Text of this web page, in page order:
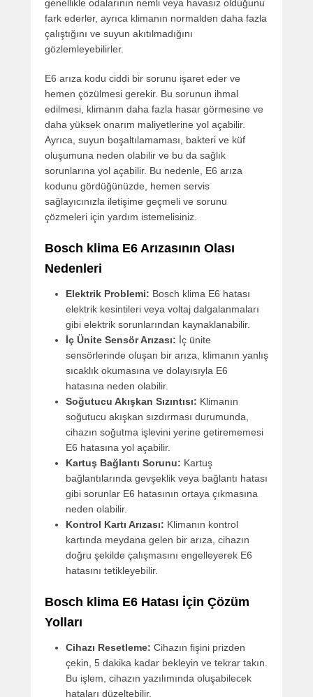
genellikle odalarının nemli veya havasız olduğunu
fark ederler, ayrıca klimanın normalden daha fazla
çalıştığını ve suyun akıtılmadığını
gözlemleyebilirler.
E6 arıza kodu ciddi bir sorunu işaret eder ve
hemen çözülmesi gerekir. Bu sorunun ihmal
edilmesi, klimanın daha fazla hasar görmesine ve
daha yüksek onarım maliyetlerine yol açabilir.
Ayrıca, suyun boşaltılamaması, bakteri ve küf
oluşumuna neden olabilir ve bu da sağlık
sorunlarına yol açabilir. Bu nedenle, E6 arıza
kodunu gördüğünüzde, hemen servis
sağlayıcınızla iletişime geçmeli ve sorunu
çözmeleri için yardım istemelisiniz.
Bosch klima E6 Arızasının Olası
Nedenleri
Elektrik Problemi: Bosch klima E6 hatası
elektrik kesintileri veya voltaj dalgalanmaları
gibi elektrik sorunlarından kaynaklanabilir.
İç Ünite Sensör Arızası: İç ünite
sensörlerinde oluşan bir arıza, klimanın yanlış
sıcaklık okumasına ve dolayısıyla E6
hatasına neden olabilir.
Soğutucu Akışkan Sızıntısı: Klimanın
soğutucu akışkan sızdırması durumunda,
cihazın soğutma işlevini yerine getirememesi
E6 hatasına yol açabilir.
Kartuş Bağlantı Sorunu: Kartuş
bağlantılarında gevşeklik veya bağlantı hatası
gibi sorunlar E6 hatasının ortaya çıkmasına
neden olabilir.
Kontrol Kartı Arızası: Klimanın kontrol
kartında meydana gelen bir arıza, cihazın
doğru şekilde çalışmasını engelleyerek E6
hatasını tetikleyebilir.
Bosch klima E6 Hatası İçin Çözüm
Yolları
Cihazı Resetleme: Cihazın fişini prizden
çekin, 5 dakika kadar bekleyin ve tekrar takın.
Bu işlem, cihazın yazılımında oluşabilecek
hataları düzeltebilir.